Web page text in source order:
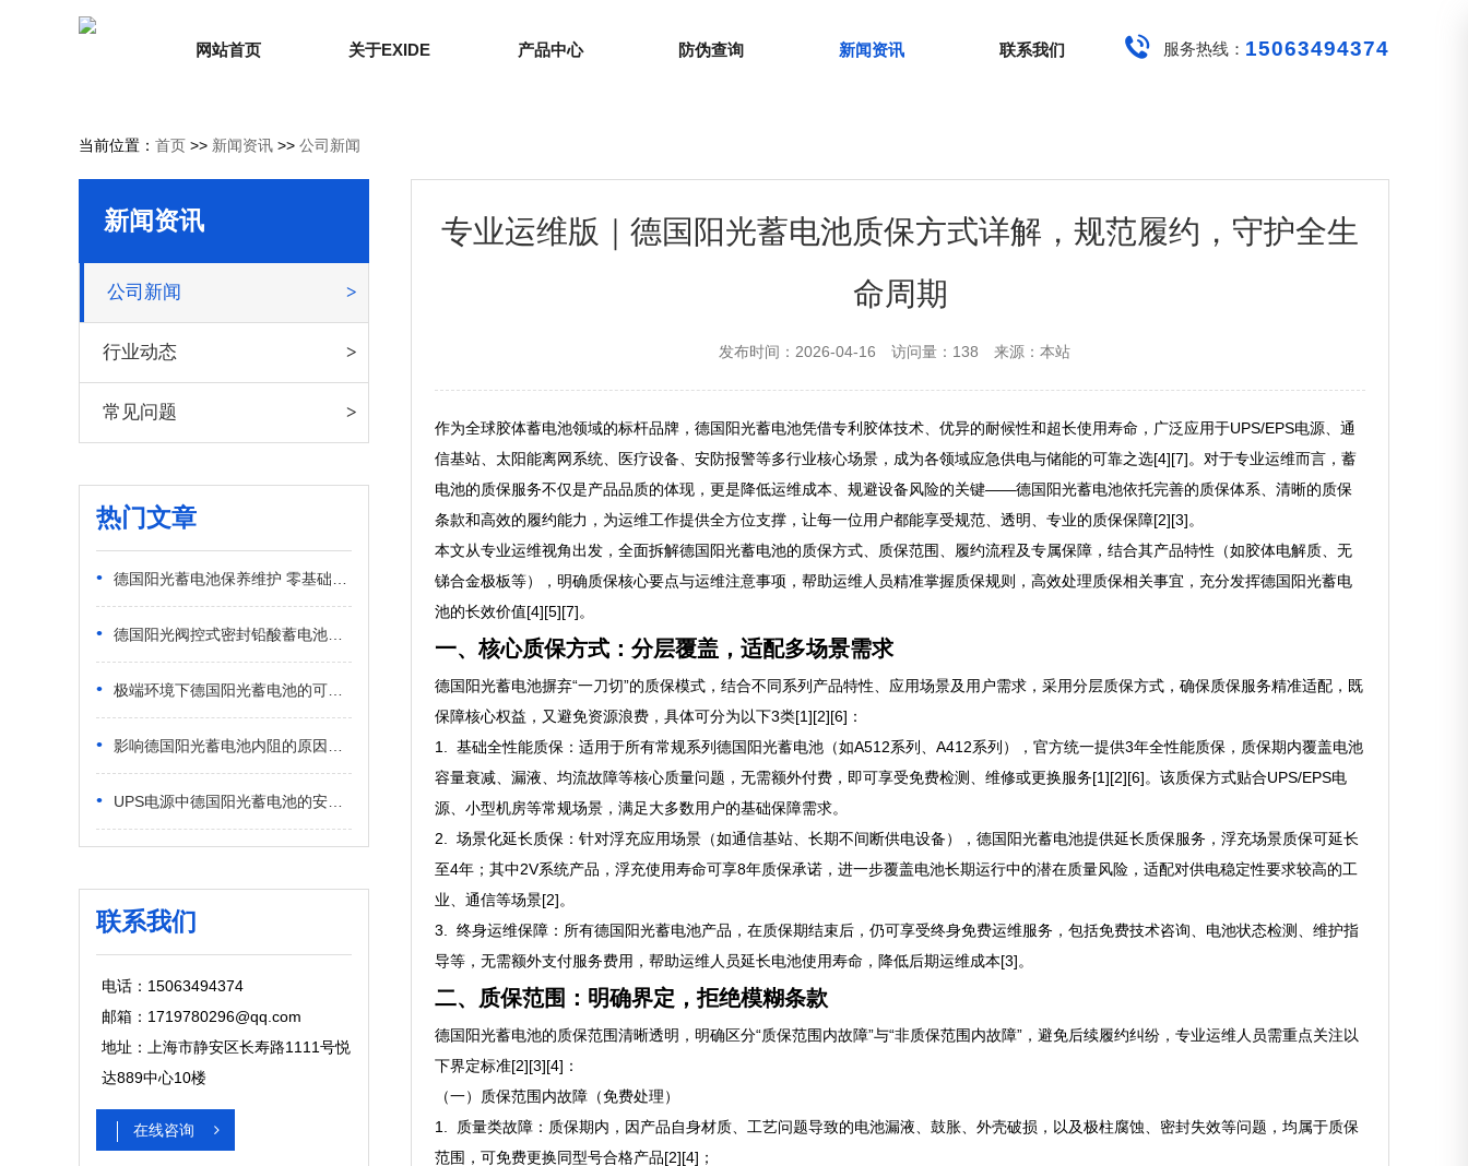
服务热线： 15063494374
网站首页 关于EXIDE 产品中心 防伪查询 新闻资讯 联系我们
当前位置： 首页 >> 新闻资讯 >> 公司新闻
新闻资讯
公司新闻
行业动态
常见问题
热门文章
• 德国阳光蓄电池保养维护 零基础日常实操指南
• 德国阳光阀控式密封铅酸蓄电池应用场景 民用弱电与商用供电适配解析
• 极端环境下德国阳光蓄电池的可靠性 高低温恶劣工况稳定表现
• 影响德国阳光蓄电池内阻的原因有哪些？日常工况核心诱因解析
• UPS电源中德国阳光蓄电池的安装方法 新手标准化安装步骤
联系我们
电话：15063494374
邮箱：1719780296@qq.com
地址：上海市静安区长寿路1111号悦
达889中心10楼
在线咨询
专业运维版｜德国阳光蓄电池质保方式详解，规范履约，守护全生
命周期
发布时间：2026-04-16 访问量：138 来源：本站
作为全球胶体蓄电池领域的标杆品牌，德国阳光蓄电池凭借专利胶体技术、优异的耐候性和超长使用寿命，广泛应用于UPS/EPS电源、通
信基站、太阳能离网系统、医疗设备、安防报警等多行业核心场景，成为各领域应急供电与储能的可靠之选[4][7]。对于专业运维而言，蓄
电池的质保服务不仅是产品品质的体现，更是降低运维成本、规避设备风险的关键——德国阳光蓄电池依托完善的质保体系、清晰的质保
条款和高效的履约能力，为运维工作提供全方位支撑，让每一位用户都能享受规范、透明、专业的质保保障[2][3]。
本文从专业运维视角出发，全面拆解德国阳光蓄电池的质保方式、质保范围、履约流程及专属保障，结合其产品特性（如胶体电解质、无
锑合金极板等），明确质保核心要点与运维注意事项，帮助运维人员精准掌握质保规则，高效处理质保相关事宜，充分发挥德国阳光蓄电
池的长效价值[4][5][7]。
一、核心质保方式：分层覆盖，适配多场景需求
德国阳光蓄电池摒弃“一刀切”的质保模式，结合不同系列产品特性、应用场景及用户需求，采用分层质保方式，确保质保服务精准适配，既
保障核心权益，又避免资源浪费，具体可分为以下3类[1][2][6]：
1. 基础全性能质保：适用于所有常规系列德国阳光蓄电池（如A512系列、A412系列），官方统一提供3年全性能质保，质保期内覆盖电池
容量衰减、漏液、均流故障等核心质量问题，无需额外付费，即可享受免费检测、维修或更换服务[1][2][6]。该质保方式贴合UPS/EPS电
源、小型机房等常规场景，满足大多数用户的基础保障需求。
2. 场景化延长质保：针对浮充应用场景（如通信基站、长期不间断供电设备），德国阳光蓄电池提供延长质保服务，浮充场景质保可延长
至4年；其中2V系统产品，浮充使用寿命可享8年质保承诺，进一步覆盖电池长期运行中的潜在质量风险，适配对供电稳定性要求较高的工
业、通信等场景[2]。
3. 终身运维保障：所有德国阳光蓄电池产品，在质保期结束后，仍可享受终身免费运维服务，包括免费技术咨询、电池状态检测、维护指
导等，无需额外支付服务费用，帮助运维人员延长电池使用寿命，降低后期运维成本[3]。
二、质保范围：明确界定，拒绝模糊条款
德国阳光蓄电池的质保范围清晰透明，明确区分“质保范围内故障”与“非质保范围内故障”，避免后续履约纠纷，专业运维人员需重点关注以
下界定标准[2][3][4]：
（一）质保范围内故障（免费处理）
1. 质量类故障：质保期内，因产品自身材质、工艺问题导致的电池漏液、鼓胀、外壳破损，以及极柱腐蚀、密封失效等问题，均属于质保
范围，可免费更换同型号合格产品[2][4]；